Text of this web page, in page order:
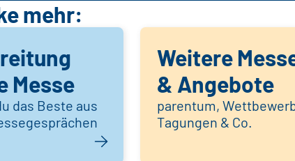
mehr:
Messe
das Beste aus
Weitere
& Angebote
parentum,
Tagungen & Co.